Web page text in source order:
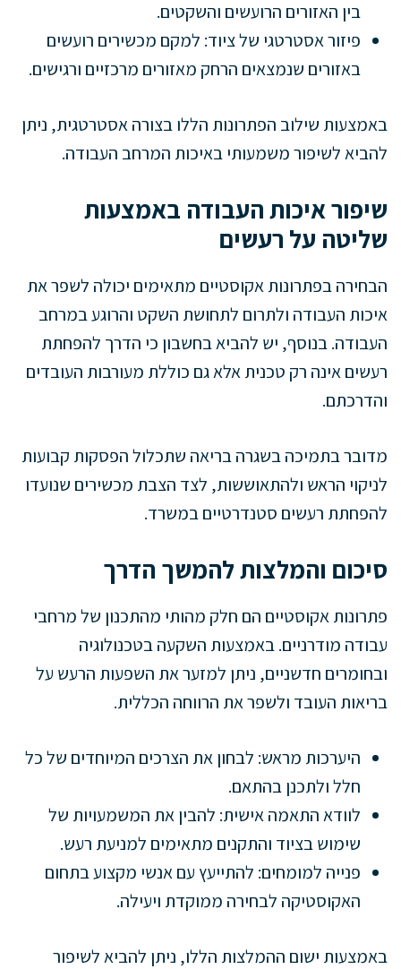
בין האזורים הרועשים והשקטים.
פיזור אסטרטגי של ציוד: למקם מכשירים רועשים
באזורים שנמצאים הרחק מאזורים מרכזיים ורגישים.
באמצעות שילוב הפתרונות הללו בצורה אסטרטגית, ניתן
להביא לשיפור משמעותי באיכות המרחב העבודה.
שיפור איכות העבודה באמצעות
שליטה על רעשים
הבחירה בפתרונות אקוסטיים מתאימים יכולה לשפר את
איכות העבודה ולתרום לתחושת השקט והרוגע במרחב
העבודה. בנוסף, יש להביא בחשבון כי הדרך להפחתת
רעשים אינה רק טכנית אלא גם כוללת מעורבות העובדים
והדרכתם.
מדובר בתמיכה בשגרה בריאה שתכלול הפסקות קבועות
לניקוי הראש ולהתאוששות, לצד הצבת מכשירים שנועדו
להפחתת רעשים סטנדרטיים במשרד.
סיכום והמלצות להמשך הדרך
פתרונות אקוסטיים הם חלק מהותי מהתכנון של מרחבי
עבודה מודרניים. באמצעות השקעה בטכנולוגיה
ובחומרים חדשניים, ניתן למזער את השפעות הרעש על
בריאות העובד ולשפר את הרווחה הכללית.
היערכות מראש: לבחון את הצרכים המיוחדים של כל
חלל ולתכנן בהתאם.
לוודא התאמה אישית: להבין את המשמעויות של
שימוש בציוד והתקנים מתאימים למניעת רעש.
פנייה למומחים: להתייעץ עם אנשי מקצוע בתחום
האקוסטיקה לבחירה ממוקדת ויעילה.
באמצעות ישום ההמלצות הללו, ניתן להביא לשיפור